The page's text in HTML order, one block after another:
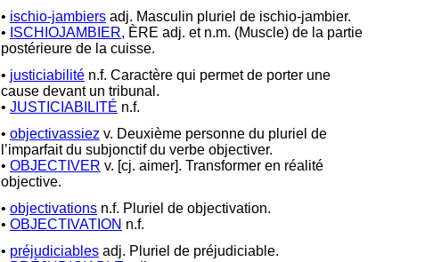
• ischio-jambiers adj. Masculin pluriel de ischio-jambier.
• ISCHIOJAMBIER, ÈRE adj. et n.m. (Muscle) de la partie
postérieure de la cuisse.
• justiciabilité n.f. Caractère qui permet de porter une
cause devant un tribunal.
• JUSTICIABILITÉ n.f.
• objectivassiez v. Deuxième personne du pluriel de
l’imparfait du subjonctif du verbe objectiver.
• OBJECTIVER v. [cj. aimer]. Transformer en réalité
objective.
• objectivations n.f. Pluriel de objectivation.
• OBJECTIVATION n.f.
• préjudiciables adj. Pluriel de préjudiciable.